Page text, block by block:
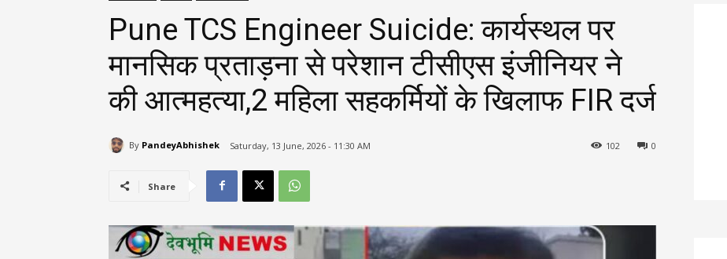
Pune TCS Engineer Suicide: कार्यस्थल पर
मानसिक प्रताड़ना से परेशान टीसीएस इंजीनियर ने
की आत्महत्या,2 महिला सहकर्मियों के खिलाफ FIR दर्ज
By PandeyAbhishek Saturday, 13 June, 2026 - 11:30 AM 0
102
Share